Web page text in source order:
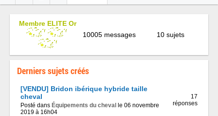
Membre ELITE Or
10005 messages
10 sujets
Derniers sujets créés
[VENDU] Bridon ibérique hybride taille
cheval
Posté dans Équipements du cheval
le 06 novembre
2019 à 16h04
17
réponses